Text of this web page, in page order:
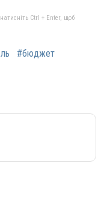
Ctrl + Enter, щоб
#бюджет